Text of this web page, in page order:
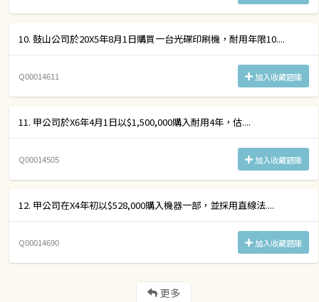
10. 鼓山公司於20X5年8月1日購買一台光碟印刷機，耐用年限10....
Q00014611 加入收藏題庫
11. 甲公司於X6年4月1日以$1,500,000購入耐用4年，估....
Q00014505 加入收藏題庫
12. 甲公司在X4年初以$528,000購入機器一部，並採用直線法....
Q00014690 加入收藏題庫
更多